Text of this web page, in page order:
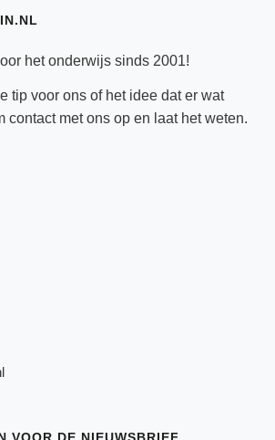
het onderwijs sinds 2001!
tip voor ons of het idee dat er wat
contactmet ons op en laat het weten.